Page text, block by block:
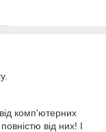
комп'ютерних
від них! І